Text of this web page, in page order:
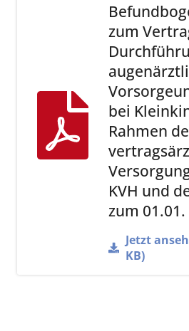
zum
bei
Rahmen
KVH und
zum 01.01.
Jetzt
KB)